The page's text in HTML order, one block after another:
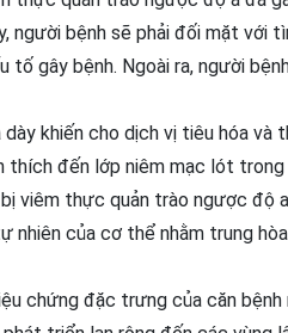
người bệnh sẽ phải đối mặt với
tố gây bệnh. Ngoài ra, người
dày khiến cho dịch vị tiêu hóa
thích đến lớp niêm mạc lót
bị viêm thực quản trào ngược độ
nhiên của cơ thể nhằm trung
chứng đặc trưng của căn